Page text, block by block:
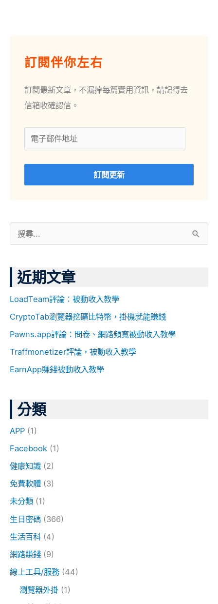
訂閱伴你左右
訂閱最新文章，不漏掉每篇實用資訊，請記得去
信箱收確認信。
子
件
地
訂閱更新
關
字
:
近期文章
LoadTeam評論：被動收入教學
CryptoTab瀏覽器挖礦比特幣，掛機就能賺錢
Pawns.app評論：問卷、網路頻寬被動收入教學
Traffmonetizer評論，被動收入教學
EarnApp賺錢被動收入教學
分類
APP (1)
Facebook (1)
健康知識 (2)
免費軟體 (3)
未分類 (1)
生日密碼 (366)
生活百科 (4)
網路賺錢 (9)
線上工具/服務 (44)
瀏覽器外掛 (1)